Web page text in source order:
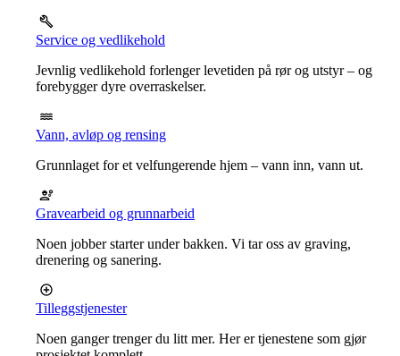
Service og vedlikehold
Jevnlig vedlikehold forlenger levetiden på rør og utstyr – og
forebygger dyre overraskelser.
Vann, avløp og rensing
Grunnlaget for et velfungerende hjem – vann inn, vann ut.
Gravearbeid og grunnarbeid
Noen jobber starter under bakken. Vi tar oss av graving,
drenering og sanering.
Tilleggstjenester
Noen ganger trenger du litt mer. Her er tjenestene som gjør